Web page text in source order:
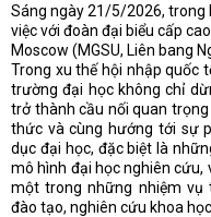
Sáng ngày 21/5/2026, trong
việc với đoàn đại biểu cấp
Moscow (MGSU, Liên bang
Trong xu thế hội nhập quốc
trường đại học không chỉ
trở thành cầu nối quan
thức và cùng hướng tới sự
dục đại học, đặc biệt là
mô hình đại học nghiên cứu,
một trong những nhiệm vụ
đào tạo, nghiên cứu khoa